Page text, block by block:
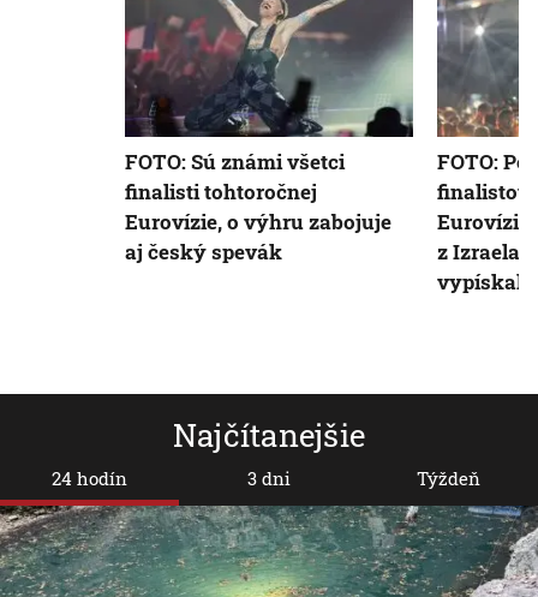
Najčítanejšie
24 hodín 3 dni Týždeň
FOTO: Sú známi všetci
finalisti tohtoročnej
Eurovízie, o výhru zabojuje
aj český spevák
FOTO:
finalistov
z Izraela,
vypískali